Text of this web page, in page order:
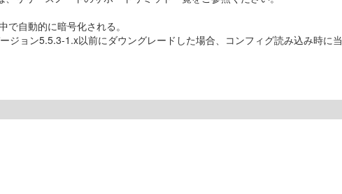
自動的に暗号化される。
ジョン5.5.3-1.x以前にダウングレードした場合、コンフィグ読み込み時に